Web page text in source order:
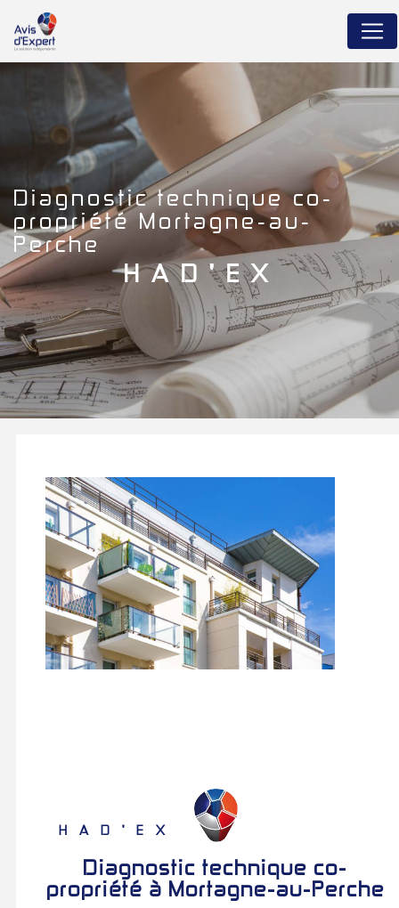
diagnostic technique co-
propriété Mortagne-au-
Perche
HAD'EX
HAD'EX
diagnostic technique co-
propriété à Mortagne-au-Perche
Panneau de gestion des cookies